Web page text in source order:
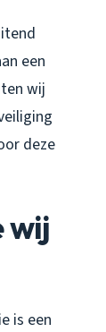
een
wij
deze
wij
is een